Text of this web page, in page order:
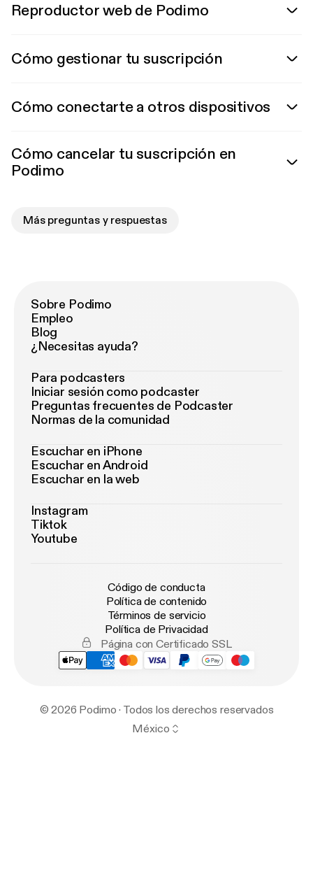
Reproductor web de Podimo
Cómo gestionar tu suscripción
Cómo conectarte a otros dispositivos
Cómo cancelar tu suscripción en
Podimo
Más preguntas y respuestas
Sobre Podimo
Empleo
Blog
¿Necesitas ayuda?
Para podcasters
Iniciar sesión como podcaster
Preguntas frecuentes de Podcaster
Normas de la comunidad
Escuchar en iPhone
Escuchar en Android
Escuchar en la web
Instagram
Tiktok
Youtube
Código de conducta
Política de contenido
Términos de servicio
Política de Privacidad
Página con Certificado SSL
© 2026 Podimo · Todos los derechos reservados
México